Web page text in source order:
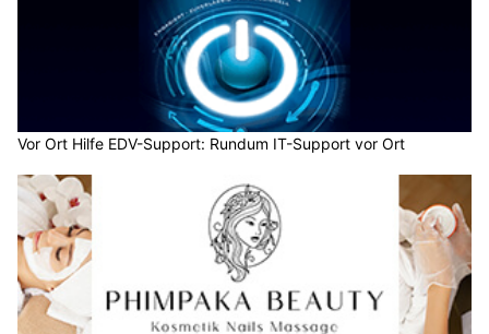
Vor Ort Hilfe EDV-Support: Rundum IT-Support vor Ort